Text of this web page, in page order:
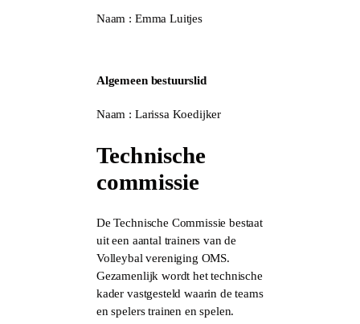
Naam : Emma Luitjes
Algemeen bestuurslid
Naam : Larissa Koedijker
Technische
commissie
De Technische Commissie bestaat
uit een aantal trainers van de
Volleybal vereniging OMS.
Gezamenlijk wordt het technische
kader vastgesteld waarin de teams
en spelers trainen en spelen.